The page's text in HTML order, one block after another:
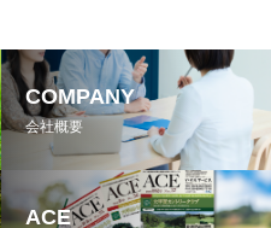
COMPANY
会社概要
ACE